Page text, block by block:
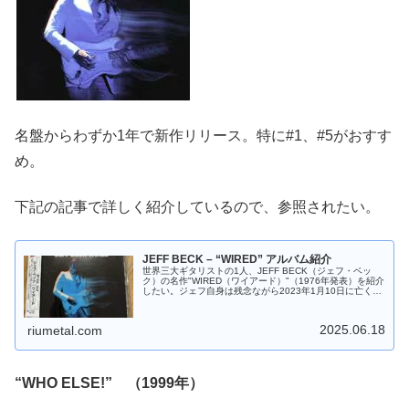
名盤からわずか1年で新作リリース。特に#1、#5がおすす
め。
下記の記事で詳しく紹介しているので、参照されたい。
JEFF BECK – “WIRED” アルバム紹介
世界三大ギタリストの1人、JEFF BECK（ジェフ・ベッ
ク）の名作"WIRED（ワイアード）"（1976年発表）を紹介
したい。ジェフ自身は残念ながら2023年1月10日に亡くな
riumetal.com 2025.06.18
“WHO ELSE!” （1999年）